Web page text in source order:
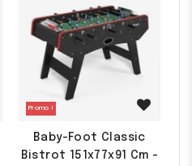
Promo !
Baby-Foot Classic
Bistrot 151x77x91 Cm -